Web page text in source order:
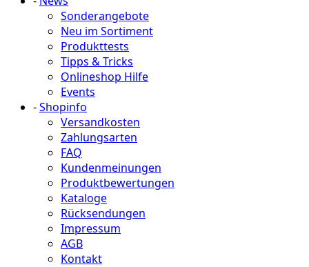
Sonderangebote
Neu im Sortiment
Produkttests
Tipps & Tricks
Onlineshop Hilfe
Events
-Shopinfo
Versandkosten
Zahlungsarten
FAQ
Kundenmeinungen
Produktbewertungen
Kataloge
Rücksendungen
Impressum
AGB
Kontakt